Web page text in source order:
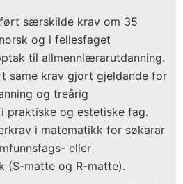
særskilde krav om 35
og i fellesfaget
til allmennlærarutdanning.
same krav gjort gjeldande for
og treårig
praktiske og estetiske fag.
i matematikk for søkarar
eller
(S-matte og R-matte).